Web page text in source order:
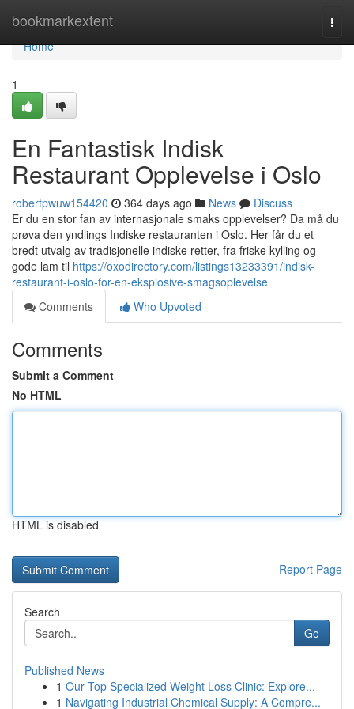
bookmarkextent
Home
Home
1
En Fantastisk Indisk
Restaurant Opplevelse i Oslo
robertpwuw154420 364 days ago News
Discuss
Er du en stor fan av internasjonale smaks opplevelser? Da må du
prøva den yndlings Indiske restauranten i Oslo. Her får du et
bredt utvalg av tradisjonelle indiske retter, fra friske kylling og
gode lam til https://oxodirectory.com/listings13233391/indisk-
restaurant-i-oslo-for-en-eksplosive-smagsoplevelse
Comments
Who Upvoted
Comments
Submit a Comment
No HTML
HTML is disabled
Report Page
Search
Go
Published News
1 Our Top Specialized Weight Loss Clinic: Explore...
1 Navigating Industrial Chemical Supply: A Compre...